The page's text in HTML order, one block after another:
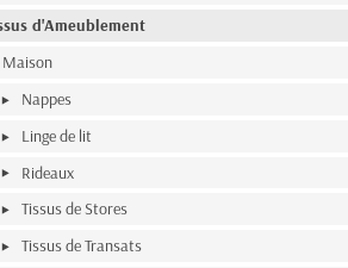
d'Ameublement
Maison
Nappes
Linge de lit
Rideaux
Tissus de Stores
Tissus de Transats